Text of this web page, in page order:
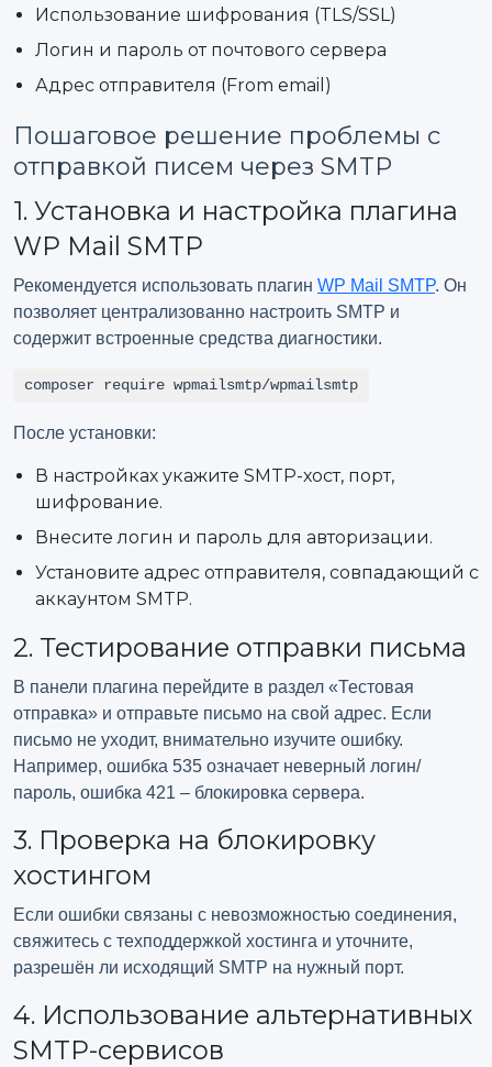
Использование шифрования (TLS/SSL)
Логин и пароль от почтового сервера
Адрес отправителя (From email)
Пошаговое решение проблемы с
отправкой писем через SMTP
1. Установка и настройка плагина
WP Mail SMTP
Рекомендуется использовать плагин WP Mail SMTP. Он
позволяет централизованно настроить SMTP и
содержит встроенные средства диагностики.
composer require wpmailsmtp/wpmailsmtp
После установки:
В настройках укажите SMTP-хост, порт,
шифрование.
Внесите логин и пароль для авторизации.
Установите адрес отправителя, совпадающий с
аккаунтом SMTP.
2. Тестирование отправки письма
В панели плагина перейдите в раздел «Тестовая
отправка» и отправьте письмо на свой адрес. Если
письмо не уходит, внимательно изучите ошибку.
Например, ошибка 535 означает неверный логин/
пароль, ошибка 421 – блокировка сервера.
3. Проверка на блокировку
хостингом
Если ошибки связаны с невозможностью соединения,
свяжитесь с техподдержкой хостинга и уточните,
разрешён ли исходящий SMTP на нужный порт.
4. Использование альтернативных
SMTP-сервисов